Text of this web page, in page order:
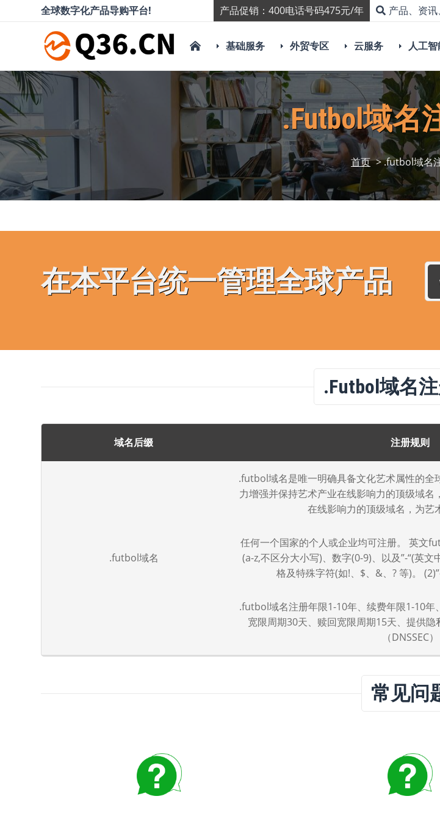
全球数字化产品导购平台! 产品促销：400电话号码475元/年 产品、资
基础服务 外贸专区 云服务 人工
.futbol域名
首页 > .futbol域名
在本平台统一管理全球产品
.futbol域名
域名后缀 注册规则
.futbol域名
.futbol域名是唯一明确具备文化艺术属性的
力增强并保持艺术产业在线影响力的顶级域
在线影响力的顶级域名，为艺
任何一个国家的个人或企业均可注册。 英文
(a-z,不区分大小写)、数字(0-9)、以及”-“(英
格及特殊字符(如!、$、&、? 等)。
.futbol域名注册年限1-10年、续费年限1-10年
宽限周期30天、赎回宽限周期15天、提供
（DNSSEC）
常见问